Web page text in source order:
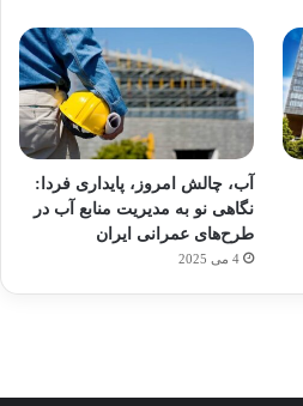
آب، چالش امروز، پایداری فردا:
نگاهی نو به مدیریت منابع آب در
طرح‌های عمرانی ایران
4 می 2025
ورزش
با
ساعت
هوشمند
عکاسی
با طعم
توسط
ژاکت
در
هدفون
های
2023
توسط
ژاکت